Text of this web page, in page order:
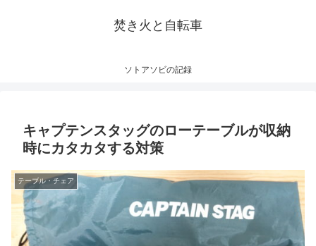
焚き火と自転車
ソトアソビの記録
キャプテンスタッグのローテーブルが収納
時にカタカタする対策
テーブル・チェア